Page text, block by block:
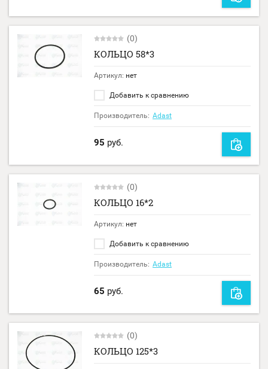
(0)
КОЛЬЦО 58*3
Артикул: нет
Добавить к сравнению
Производитель: Adast
95 руб.
(0)
КОЛЬЦО 16*2
Артикул: нет
Добавить к сравнению
Производитель: Adast
65 руб.
(0)
КОЛЬЦО 125*3